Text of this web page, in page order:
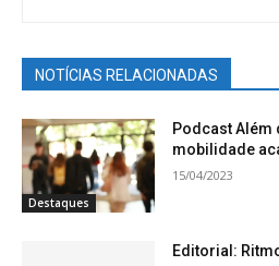
NOTÍCIAS RELACIONADAS
Destaques
Podcast Além
mobilidade
15/04/2023
Editorial: